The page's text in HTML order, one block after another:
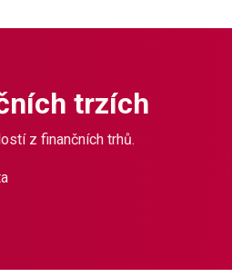
trzích
z finančních trhů.